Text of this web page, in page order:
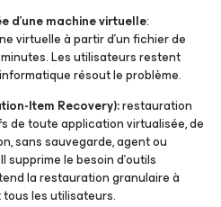
d’une machine virtuelle:
virtuelle à partir d’un fichier de
Les utilisateurs restent
résout le problème.
Item Recovery):restauration
de toute application virtualisée, de
sans sauvegarde, agent ou
le besoin d’outils
la restauration granulaire à
les utilisateurs.